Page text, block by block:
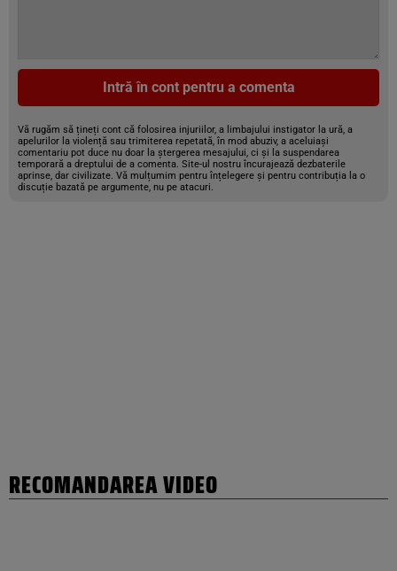
Intră în cont pentru a comenta
Vă rugăm să țineți cont că folosirea injuriilor, a limbajului instigator la ură, a
apelurilor la violență sau trimiterea repetată, în mod abuziv, a aceluiași
comentariu pot duce nu doar la ștergerea mesajului, ci și la suspendarea
temporară a dreptului de a comenta. Site-ul nostru încurajează dezbaterile
aprinse, dar civilizate. Vă mulțumim pentru înțelegere și pentru contribuția la o
discuție bazată pe argumente, nu pe atacuri.
RECOMANDAREA VIDEO